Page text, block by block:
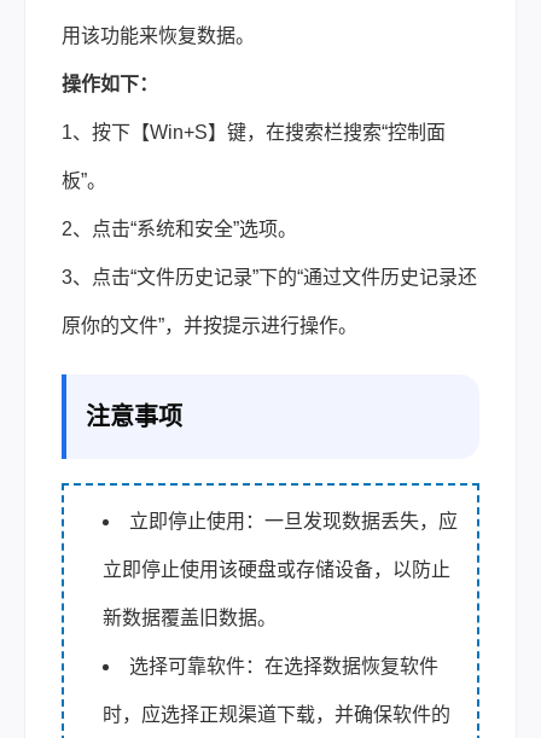
用该功能来恢复数据。
操作如下：
1、按下【Win+S】键，在搜索栏搜索“控制面
板”。
2、点击“系统和安全”选项。
3、点击“文件历史记录”下的“通过文件历史记录还
原你的文件”，并按提示进行操作。
注意事项
立即停止使用：一旦发现数据丢失，应
立即停止使用该硬盘或存储设备，以防止
新数据覆盖旧数据。
选择可靠软件：在选择数据恢复软件
时，应选择正规渠道下载，并确保软件的